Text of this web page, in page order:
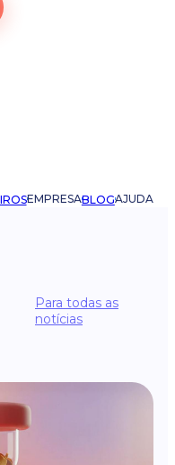
EMPRESABLOGAJUDA
Para todas as
notícias